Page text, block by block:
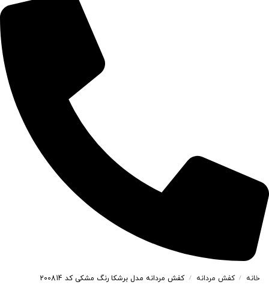
خانه / کفش مردانه / کفش مردانه مدل برشکا رنگ مشکی کد 200814